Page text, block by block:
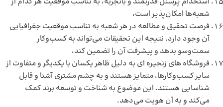
شعبه‌ها امکان‌پذیر است،
فرصت تحقیق و مطالعه در هر شعبه به تناسب موقعیت جغرافیایی
آن وجود دارد. نتیجه این تحقیقات می‌تواند به کسب‌وکار
سمت‌وسو بدهد و پیشرفت آن را تضمین کند،
فروشگاه‌ های زنجیره ای به دلیل ظاهر یکسان با یکدیگر و متفاوت از
سایر کسب‌وکارها، متمایز هستند و به چشم مشتری آشنا و قابل
شناسایی هستند. این موضوع به شناخت و توسعه برند کمک
می‌کند و به آن هویت می‌دهد.